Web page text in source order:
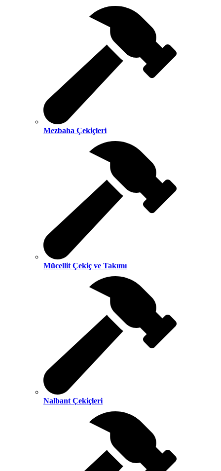
Mezbaha Çekiçleri
Mücellit Çekiç ve Takımı
Nalbant Çekiçleri